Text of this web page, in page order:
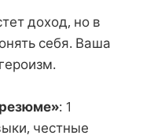
доход, но в
себя. Ваша
: 1
честные